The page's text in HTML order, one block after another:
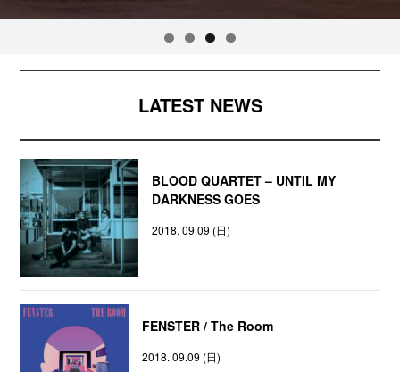
LATEST NEWS
BLOOD QUARTET – UNTIL MY
DARKNESS GOES
2018. 09.09 (日)
FENSTER / The Room
2018. 09.09 (日)